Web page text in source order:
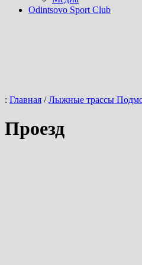
Odintsovo Sport Club
: Главная / Лыжные трассы
Проезд